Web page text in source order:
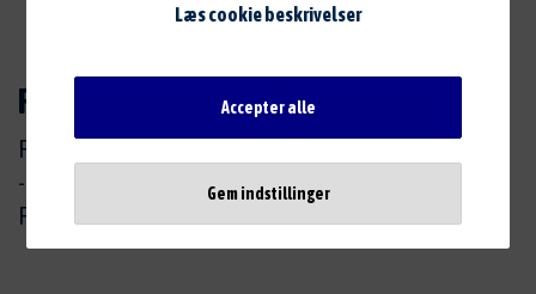
Finansiering
Få bilen repareret nu
- betal senere.
Få et kundekort med finansiering
Læs cookie beskrivelser
Gem indstillinger
Accepter alle